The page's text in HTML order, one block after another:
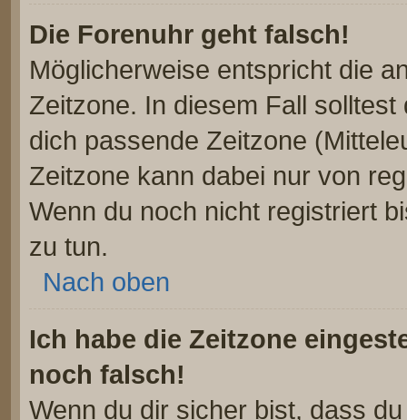
Die Forenuhr geht falsch!
Möglicherweise entspricht die
Zeitzone. In diesem Fall solltest
dich passende Zeitzone
Zeitzone kann dabei nur von
Wenn du noch nicht registriert
zu tun.
Nach oben
Ich habe die Zeitzone
noch falsch!
Wenn du dir sicher bist, dass